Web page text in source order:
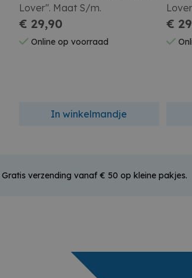
Lover". Maat S/m.
€ 29,90
Online op voorraad
In winkelmandje
€
Gratis verzending vanaf € 50 op kleine pakjes.